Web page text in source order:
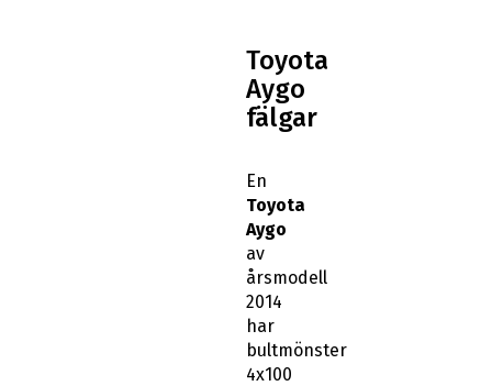
Toyota
Aygo
fälgar
En
Toyota
Aygo
av
årsmodell
2014
har
bultmönster
4x100